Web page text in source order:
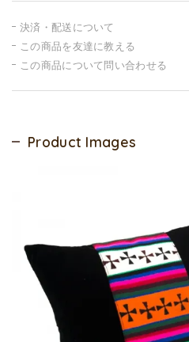
決済・配送について
この商品を友達に教える
この商品について問い合わせる
Product Images